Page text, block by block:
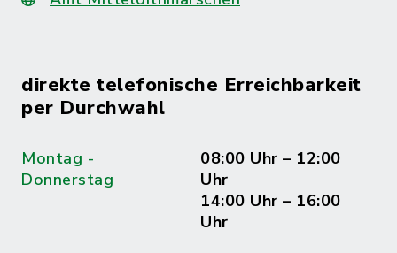
direkte telefonische Erreichbarkeit
per Durchwahl
Montag -
Donnerstag
08:00 Uhr – 12:00
Uhr
14:00 Uhr – 16:00
Uhr